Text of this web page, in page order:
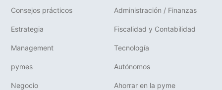
Consejos prácticos Administración / Finanzas
Estrategia Fiscalidad y Contabilidad
Management Tecnología
pymes Autónomos
Negocio Ahorrar en la pyme